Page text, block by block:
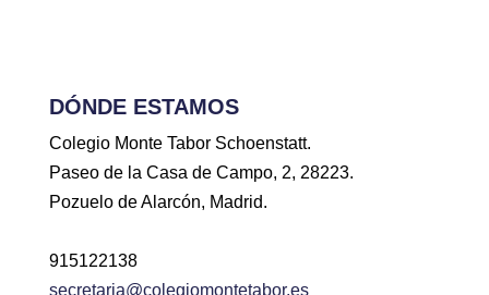
DÓNDE ESTAMOS
Colegio Monte Tabor Schoenstatt.
Paseo de la Casa de Campo, 2, 28223.
Pozuelo de Alarcón, Madrid.
915122138
secretaria@colegiomontetabor.es